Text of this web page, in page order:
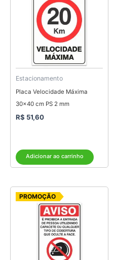
Estacionamento
Placa Velocidade Máxima
30×40 cm PS 2 mm
R$ 51,60
Adicionar ao carrinho
PROMOÇÃO
O
preço
original
era:
R$ 11,05.
atual
é:
R$ 8,85.